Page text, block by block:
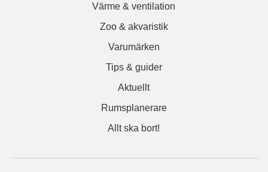
Värme & ventilation
Zoo & akvaristik
Varumärken
Tips & guider
Aktuellt
Rumsplanerare
Allt ska bort!